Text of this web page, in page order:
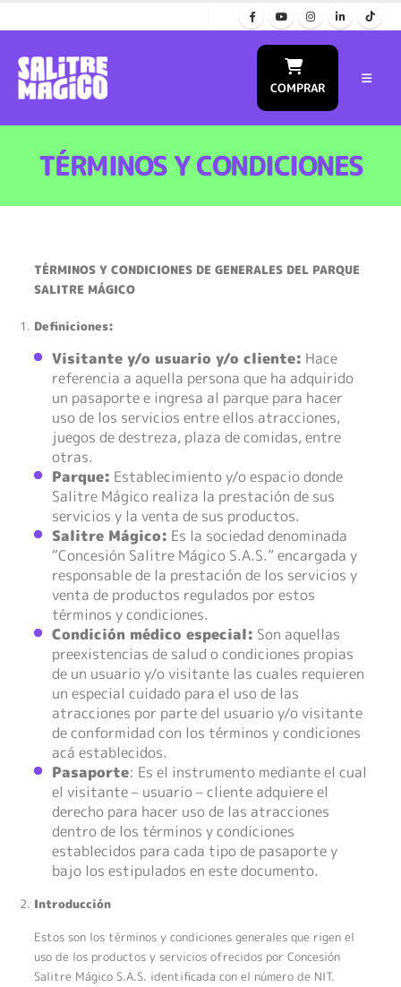
COMPRAR
TÉRMINOS Y CONDICIONES
TÉRMINOS Y CONDICIONES DE GENERALES DEL PARQUE
SALITRE MÁGICO
Definiciones:
Visitante y/o usuario y/o cliente: Hace
referencia a aquella persona que ha adquirido
un pasaporte e ingresa al parque para hacer
uso de los servicios entre ellos atracciones,
juegos de destreza, plaza de comidas, entre
otras.
Parque: Establecimiento y/o espacio donde
Salitre Mágico realiza la prestación de sus
servicios y la venta de sus productos.
Salitre Mágico: Es la sociedad denominada
“Concesión Salitre Mágico S.A.S.” encargada y
responsable de la prestación de los servicios y
venta de productos regulados por estos
términos y condiciones.
Condición médico especial: Son aquellas
preexistencias de salud o condiciones propias
de un usuario y/o visitante las cuales requieren
un especial cuidado para el uso de las
atracciones por parte del usuario y/o visitante
de conformidad con los términos y condiciones
acá establecidos.
Pasaporte: Es el instrumento mediante el cual
el visitante – usuario – cliente adquiere el
derecho para hacer uso de las atracciones
dentro de los términos y condiciones
establecidos para cada tipo de pasaporte y
bajo los estipulados en este documento.
Introducción
Estos son los términos y condiciones generales que rigen el
uso de los productos y servicios ofrecidos por Concesión
Salitre Mágico S.A.S. identificada con el número de NIT.